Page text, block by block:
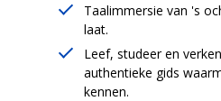
Taalimmersie van 's
laat.
Leef, studeer en
authentieke gids
kennen.